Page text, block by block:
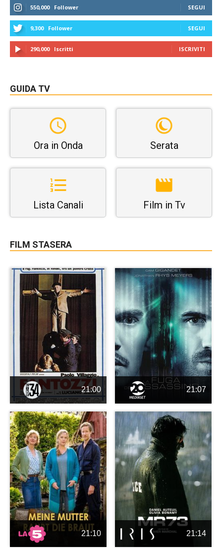
550,000 Follower SEGUI
9,300 Follower SEGUI
290,000 Iscritti ISCRIVITI
GUIDA TV
Ora in Onda Serata
Lista Canali Film in Tv
FILM STASERA
21:00 21:07
21:10 21:14